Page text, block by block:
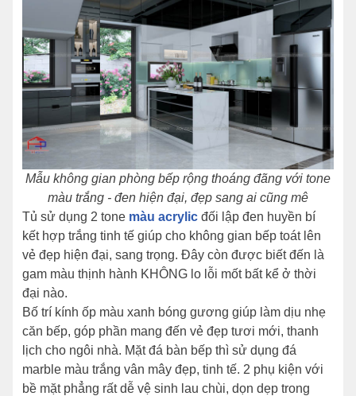
Mẫu không gian phòng bếp rộng thoáng đãng với tone
màu trắng - đen hiện đại, đẹp sang ai cũng mê
Tủ sử dụng 2 tone màu acrylic đối lập đen huyền bí
kết hợp trắng tinh tế giúp cho không gian bếp toát lên
vẻ đẹp hiện đại, sang trọng. Đây còn được biết đến là
gam màu thịnh hành KHÔNG lo lỗi mốt bất kể ở thời
đại nào.
Bố trí kính ốp màu xanh bóng gương giúp làm dịu nhẹ
căn bếp, góp phần mang đến vẻ đẹp tươi mới, thanh
lịch cho ngôi nhà. Mặt đá bàn bếp thì sử dụng đá
marble màu trắng vân mây đẹp, tinh tế. 2 phụ kiện với
bề mặt phẳng rất dễ vệ sinh lau chùi, dọn dẹp trong